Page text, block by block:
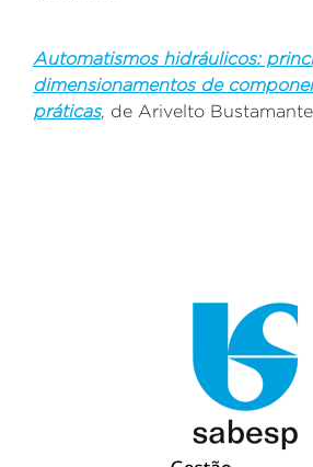
Automatismos hidráulicos:
dimensionamentos de
práticas, de Arivelto